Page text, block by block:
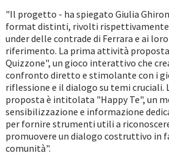
"Il progetto - ha spiegato Giulia
format distinti, rivolti rispettivamente
under delle contrade di Ferrara e ai
riferimento. La prima attività proposta
Quizzone", un gioco interattivo che
confronto diretto e stimolante con i
riflessione e il dialogo su temi cruciali.
proposta è intitolata "Happy Te", un
sensibilizzazione e informazione
per fornire strumenti utili a
promuovere un dialogo costruttivo in
comunità".